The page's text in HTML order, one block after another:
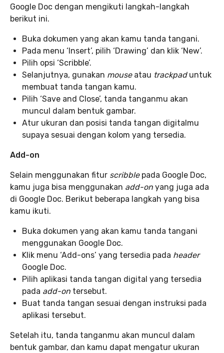
Google Doc dengan mengikuti langkah-langkah
berikut ini.
Buka dokumen yang akan kamu tanda tangani.
Pada menu ‘Insert’, pilih ‘Drawing’ dan klik ‘New’.
Pilih opsi ‘Scribble’.
Selanjutnya, gunakan mouseatau trackpaduntuk
membuat tanda tangan kamu.
Pilih ‘Save and Close’, tanda tanganmu akan
muncul dalam bentuk gambar.
Atur ukuran dan posisi tanda tangan digitalmu
supaya sesuai dengan kolom yang tersedia.
Add-on
Selain menggunakan fitur scribblepada Google Doc,
kamu juga bisa menggunakan add-on yang juga ada
di Google Doc. Berikut beberapa langkah yang bisa
kamu ikuti.
Buka dokumen yang akan kamu tanda tangani
menggunakan Google Doc.
Klik menu ‘Add-ons’ yang tersedia pada header
Google Doc.
Pilih aplikasi tanda tangan digital yang tersedia
pada add-on tersebut.
Buat tanda tangan sesuai dengan instruksi pada
aplikasi tersebut.
Setelah itu, tanda tanganmu akan muncul dalam
bentuk gambar, dan kamu dapat mengatur ukuran